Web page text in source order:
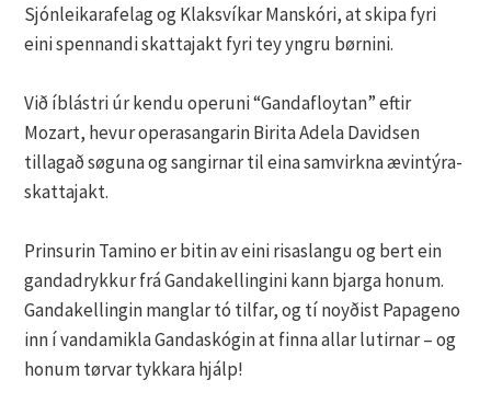
Sjónleikarafelag og Klaksvíkar Manskóri, at skipa fyri
eini spennandi skattajakt fyri tey yngru børnini.
Við íblástri úr kendu operuni “Gandafloytan” eftir
Mozart, hevur operasangarin Birita Adela Davidsen
tillagað søguna og sangirnar til eina samvirkna ævintýra-
skattajakt.
Prinsurin Tamino er bitin av eini risaslangu og bert ein
gandadrykkur frá Gandakellingini kann bjarga honum.
Gandakellingin manglar tó tilfar, og tí noyðist Papageno
inn í vandamikla Gandaskógin at finna allar lutirnar – og
honum tørvar tykkara hjálp!